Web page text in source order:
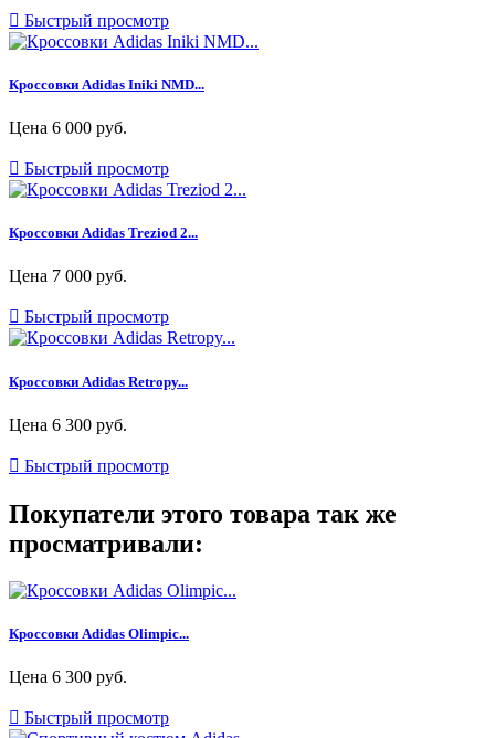
 Быстрый просмотр
Кроссовки Adidas Iniki NMD...
Цена 6 000 руб.
 Быстрый просмотр
Кроссовки Adidas Treziod 2...
Цена 7 000 руб.
 Быстрый просмотр
Кроссовки Adidas Retropy...
Цена 6 300 руб.
 Быстрый просмотр
Покупатели этого товара так же
просматривали:
Кроссовки Adidas Olimpic...
Цена 6 300 руб.
 Быстрый просмотр